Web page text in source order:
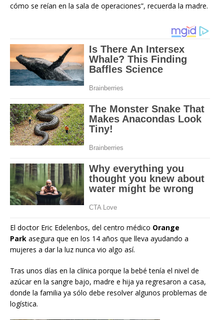
cómo se reían en la sala de operaciones”, recuerda la madre.
El doctor Eric Edelenbos, del centro médico Orange
Park asegura que en los 14 años que lleva ayudando a
mujeres a dar la luz nunca vio algo así.
Tras unos días en la clínica porque la bebé tenía el nivel de
azúcar en la sangre bajo, madre e hija ya regresaron a casa,
donde la familia ya sólo debe resolver algunos problemas de
logística.